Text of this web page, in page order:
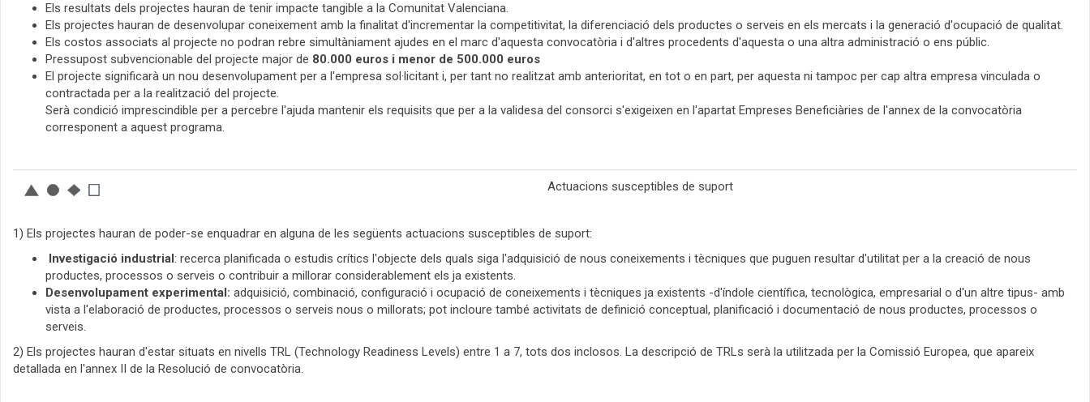
Els resultats dels projectes hauran de tenir impacte tangible a la Comunitat Valenciana.
Els projectes hauran de desenvolupar coneixement amb la finalitat d'incrementar la competitivitat, la diferenciació dels productes o serveis en els mercats i la generació d'ocupació de qualitat.
Els costos associats al projecte no podran rebre simultàniament ajudes en el marc d'aquesta convocatòria i d'altres procedents d'aquesta o una altra administració o ens públic.
Pressupost subvencionable del projecte major de 80.000 euros i menor de 500.000 euros
El projecte significarà un nou desenvolupament per a l'empresa sol·licitant i, per tant no realitzat amb anterioritat, en tot o en part, per aquesta ni tampoc per cap altra empresa vinculada o
contractada per a la realització del projecte.
Serà condició imprescindible per a percebre l'ajuda mantenir els requisits que per a la validesa del consorci s'exigeixen en l'apartat Empreses Beneficiàries de l'annex de la convocatòria
corresponent a aquest programa.
Actuacions susceptibles de suport
1) Els projectes hauran de poder-se enquadrar en alguna de les següents actuacions susceptibles de suport:
Investigació industrial: recerca planificada o estudis crítics l'objecte dels quals siga l'adquisició de nous coneixements i tècniques que puguen resultar d'utilitat per a la creació de nous
productes, processos o serveis o contribuir a millorar considerablement els ja existents.
Desenvolupament experimental: adquisició, combinació, configuració i ocupació de coneixements i tècniques ja existents -d'índole científica, tecnològica, empresarial o d'un altre tipus- amb
vista a l'elaboració de productes, processos o serveis nous o millorats; pot incloure també activitats de definició conceptual, planificació i documentació de nous productes, processos o
serveis.
2) Els projectes hauran d'estar situats en nivells TRL (Technology Readiness Levels) entre 1 a 7, tots dos inclosos. La descripció de TRLs serà la utilitzada per la Comissió Europea, que apareix
detallada en l'annex II de la Resolució de convocatòria.